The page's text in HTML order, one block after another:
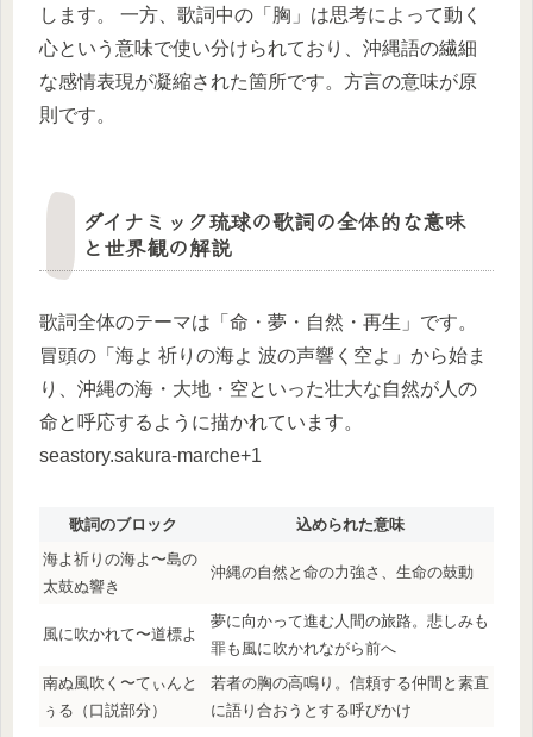
します。 一方、歌詞中の「胸」は思考によって動く
心という意味で使い分けられており、沖縄語の繊細
な感情表現が凝縮された箇所です。方言の意味が原
則です。
ダイナミック琉球の歌詞の全体的な意味
と世界観の解説
歌詞全体のテーマは「命・夢・自然・再生」です。
冒頭の「海よ 祈りの海よ 波の声響く空よ」から始ま
り、沖縄の海・大地・空といった壮大な自然が人の
命と呼応するように描かれています。
seastory.sakura-marche+1
歌詞のブロック
込められた意味
海よ祈りの海よ〜島の
太鼓ぬ響き
沖縄の自然と命の力強さ、生命の鼓動
風に吹かれて〜道標よ
夢に向かって進む人間の旅路。悲しみも
罪も風に吹かれながら前へ
南ぬ風吹く〜てぃんと
ぅる（口説部分）
若者の胸の高鳴り。信頼する仲間と素直
に語り合おうとする呼びかけ